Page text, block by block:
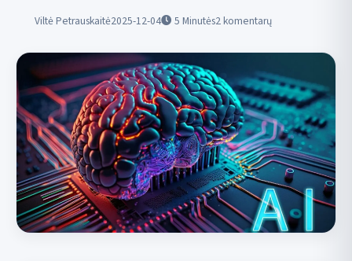
Viltė Petrauskaitė2025-12-04 5 Minutės2 komentarų